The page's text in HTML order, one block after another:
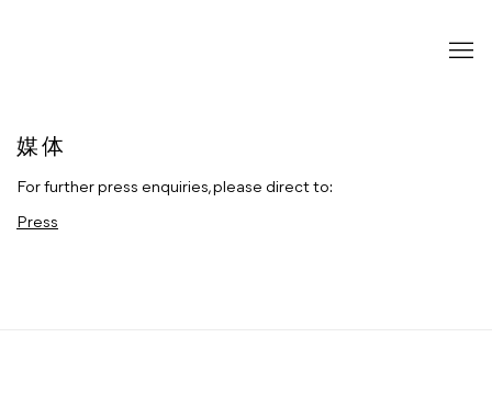
媒体
For further press enquiries, please direct to:
Press